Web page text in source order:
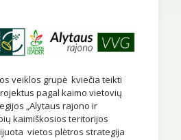
veiklos grupė kviečia teikti
pagal kaimo vietovių
„Alytaus rajono ir
kaimiškosios teritorijos
vietos plėtros strategija